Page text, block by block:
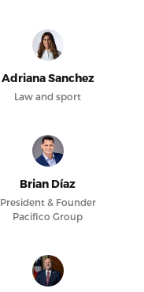
Adriana Sanchez
Law and sport
Brian Díaz
President & Founder
Pacifico Group